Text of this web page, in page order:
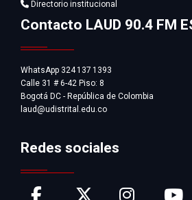
Directorio institucional
Contacto LAUD 90.4 FM
WhatsApp 324 137 1393
Calle 31 # 6-42 Piso: 8
Bogotá DC - República de Colombia
laud@udistrital.edu.co
Redes sociales